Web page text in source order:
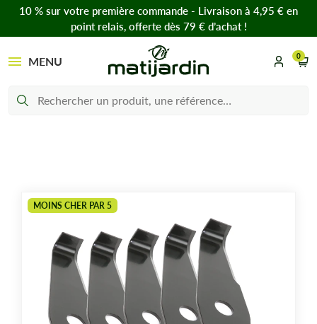
10 % sur votre première commande - Livraison à 4,95 € en
point relais, offerte dès 79 € d’achat !
MENU 0
MOINS CHER PAR 5